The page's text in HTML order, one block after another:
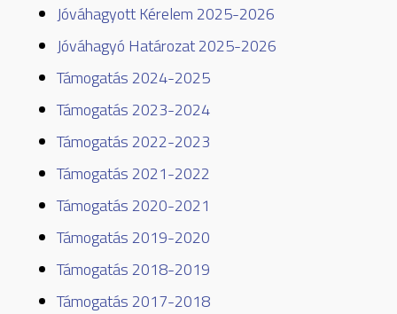
Jóváhagyott Kérelem 2025-2026
Jóváhagyó Határozat 2025-2026
Támogatás 2024-2025
Támogatás 2023-2024
Támogatás 2022-2023
Támogatás 2021-2022
Támogatás 2020-2021
Támogatás 2019-2020
Támogatás 2018-2019
Támogatás 2017-2018